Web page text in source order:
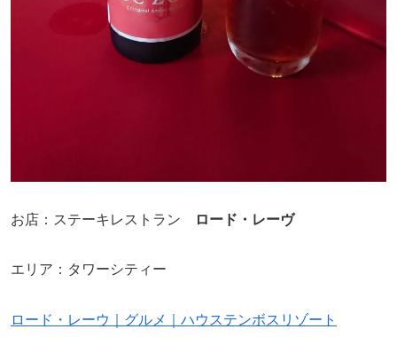
お店：ステーキレストラン ロード・レーヴ
エリア：タワーシティー
ロード・レーウ｜グルメ｜ハウステンボスリゾート